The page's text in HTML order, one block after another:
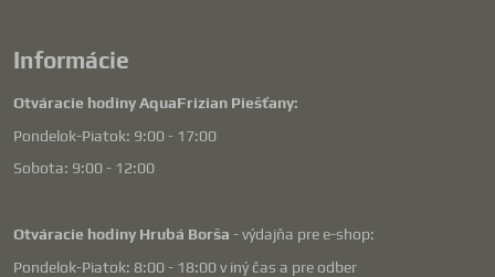
Informácie
Otváracie hodiny AquaFrizian Piešťany:
Pondelok-Piatok: 9:00 - 17:00
Sobota: 9:00 - 12:00
Otváracie hodiny Hrubá Borša - výdajňa pre e-shop:
Pondelok-Piatok: 8:00 - 18:00 v iný čas a pre odber